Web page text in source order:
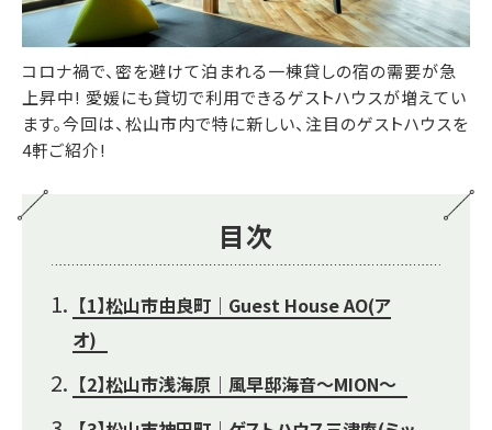
コロナ禍で、密を避けて泊まれる一棟貸しの宿の需要が急
上昇中! 愛媛にも貸切で利用できるゲストハウスが増えてい
ます。今回は、松山市内で特に新しい、注目のゲストハウスを
4軒ご紹介!
目次
【1】松山市由良町｜Guest House AO(ア
オ)
【2】松山市浅海原｜風早邸海音～MION～